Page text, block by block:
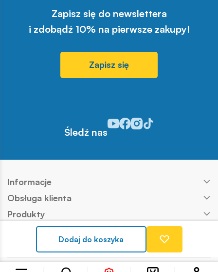
Dodaj do koszyka
Zapisz się do newslettera
i zdobądź 10% na pierwsze zakupy!
Zapisz się
Śledź nas
Odwiedź nasz profil w serwisie
Odwiedź nasz profil w
Odwiedź nasz profil w
Odwiedź nasz profil w
Informacje
Obsługa klienta
Produkty
Kontakt